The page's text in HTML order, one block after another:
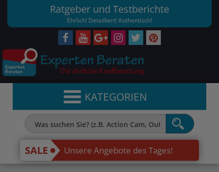
Ratgeber und Testberichte
Ehrlich! Detailliert! Authentisch!
KATEGORIEN
SALE Unsere Angebote des Tages!